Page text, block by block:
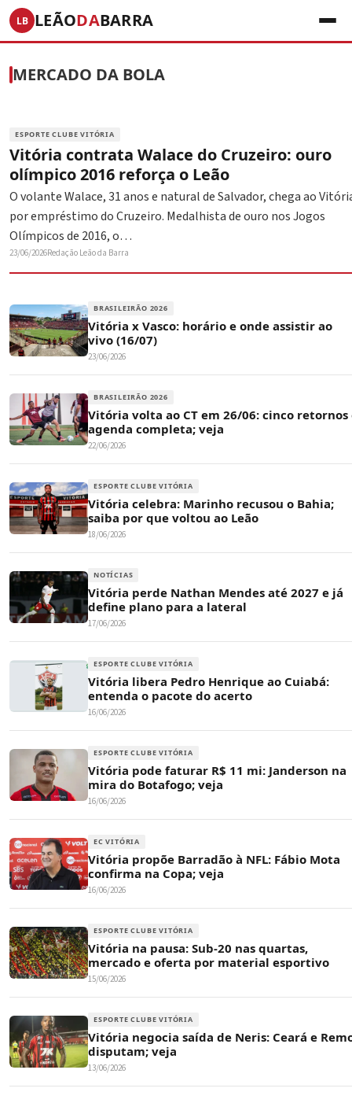
LB LEÃODABARRA
MERCADO DA BOLA
ESPORTE CLUBE VITÓRIA
Vitória contrata Walace do Cruzeiro: ouro
olímpico 2016 reforça o Leão
O volante Walace, 31 anos e natural de Salvador, chega ao
por empréstimo do Cruzeiro. Medalhista de ouro nos Jogos
Olímpicos de 2016, o…
23/06/2026Redação Leão da Barra
BRASILEIRÃO 2026
Vitória x Vasco: horário e onde assistir ao
vivo (16/07)
23/06/2026
BRASILEIRÃO 2026
Vitória volta ao CT em 26/06: cinco retornos
agenda completa; veja
22/06/2026
ESPORTE CLUBE VITÓRIA
Vitória celebra: Marinho recusou o Bahia;
saiba por que voltou ao Leão
18/06/2026
NOTÍCIAS
Vitória perde Nathan Mendes até 2027 e já
define plano para a lateral
17/06/2026
ESPORTE CLUBE VITÓRIA
Vitória libera Pedro Henrique ao Cuiabá:
entenda o pacote do acerto
16/06/2026
ESPORTE CLUBE VITÓRIA
Vitória pode faturar R$ 11 mi: Janderson na
mira do Botafogo; veja
16/06/2026
EC VITÓRIA
Vitória propõe Barradão à NFL: Fábio Mota
confirma na Copa; veja
16/06/2026
ESPORTE CLUBE VITÓRIA
Vitória na pausa: Sub-20 nas quartas,
mercado e oferta por material esportivo
15/06/2026
ESPORTE CLUBE VITÓRIA
Vitória negocia saída de Neris: Ceará e
disputam; veja
13/06/2026